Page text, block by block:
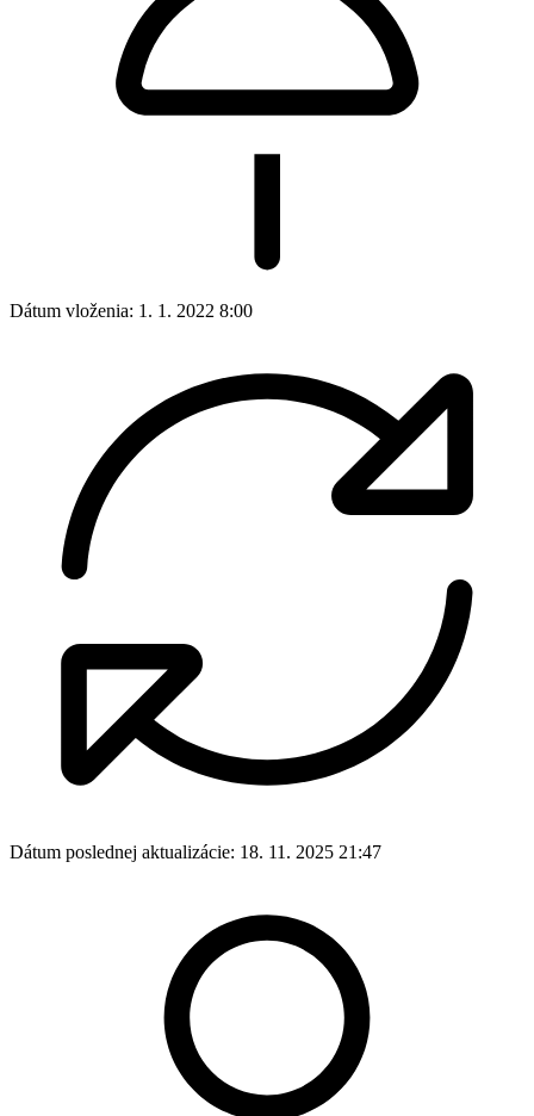
Dátum vloženia: 1. 1. 2022 8:00
Dátum poslednej aktualizácie: 18. 11. 2025 21:47